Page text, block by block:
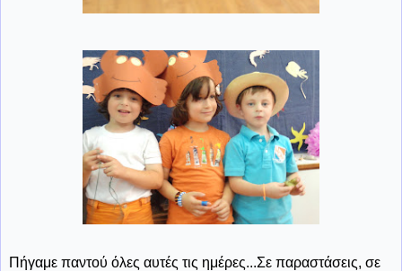
Πήγαμε παντού όλες αυτές τις ημέρες...Σε παραστάσεις, σε